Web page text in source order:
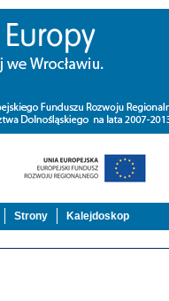
Strony Kalejdoskop